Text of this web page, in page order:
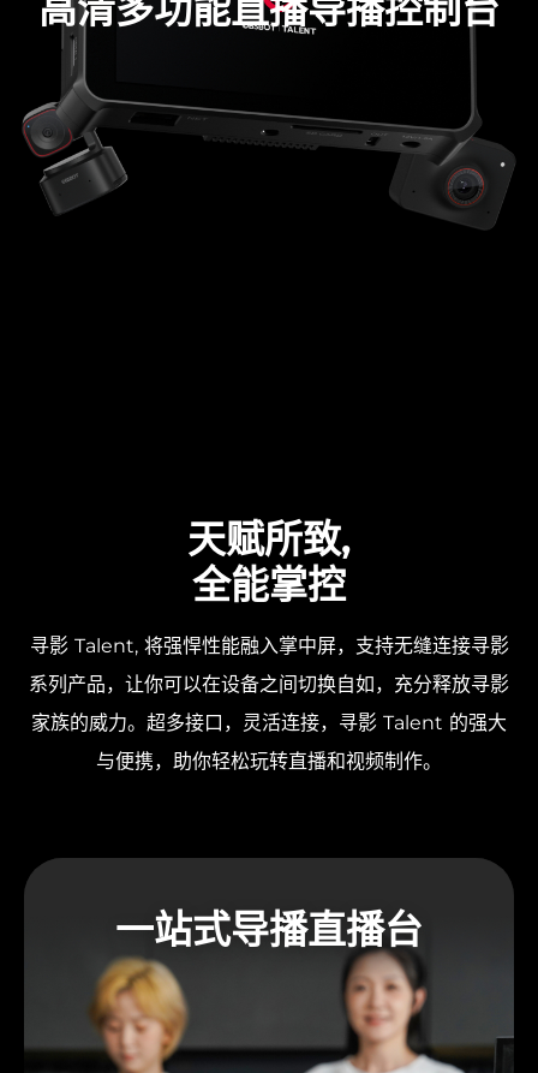
天赋所致,
全能掌控
寻影 Talent, 将强悍性能融入掌中屏，支持无缝连接寻影
系列产品，让你可以在设备之间切换自如，充分释放寻影
家族的威力。超多接口，灵活连接，寻影 Talent 的强大
与便携，助你轻松玩转直播和视频制作。
一站式导播直播台